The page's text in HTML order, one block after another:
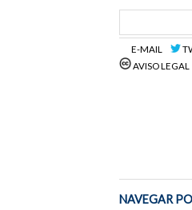
E-MAIL
AVISO LEGAL
NAVEGAR